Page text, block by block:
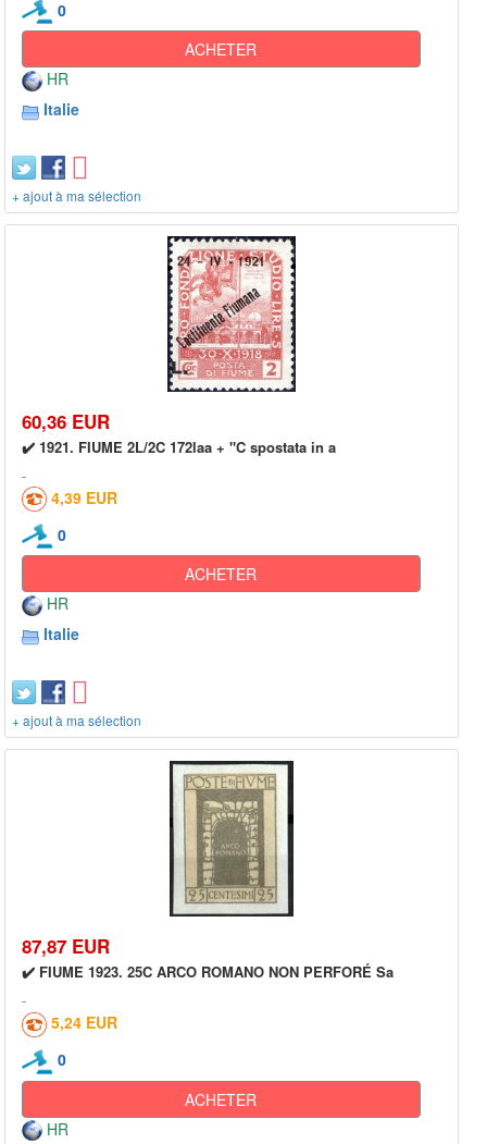
0
ACHETER
HR
Italie
+ ajout à ma sélection
60,36 EUR
✔️ 1921. FIUME 2L/2C 172laa + "C spostata in a
4,39 EUR
0
ACHETER
HR
Italie
+ ajout à ma sélection
87,87 EUR
✔️ FIUME 1923. 25C ARCO ROMANO NON PERFORÉ Sa
5,24 EUR
0
ACHETER
HR